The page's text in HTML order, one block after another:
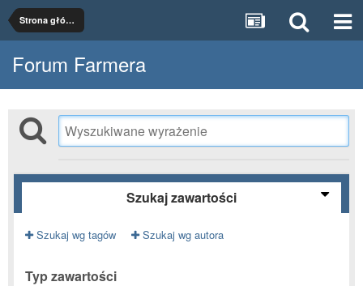
Strona główna
Forum Farmera
Szukaj zawartości
Szukaj wg tagów Szukaj wg autora
Typ zawartości